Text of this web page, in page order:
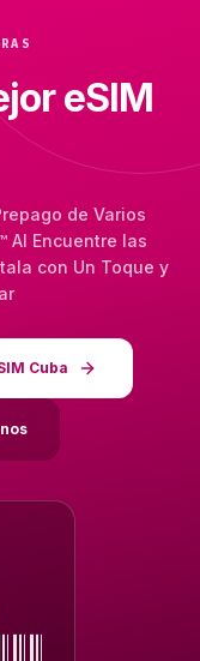
eSIM
de Varios
AI Encuentre las
con Un Toque y
Cuba